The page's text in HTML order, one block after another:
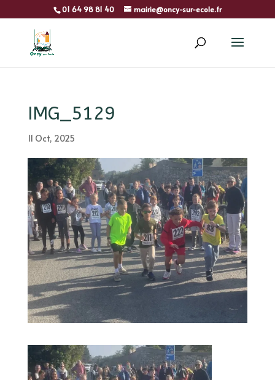
01 64 98 81 40 mairie@oncy-sur-ecole.fr
IMG_5129
11 Oct, 2025